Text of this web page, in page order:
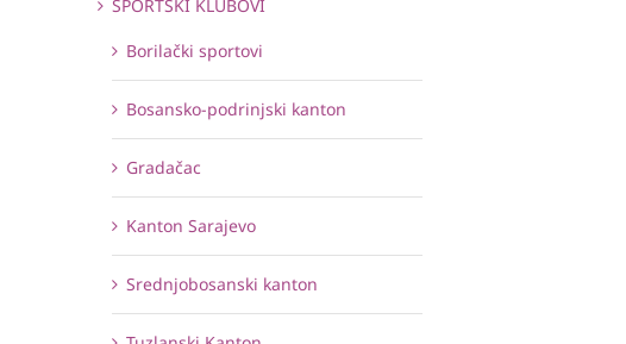
SPORTSKI KLUBOVI
Borilački sportovi
Bosansko-podrinjski kanton
Gradačac
Kanton Sarajevo
Srednjobosanski kanton